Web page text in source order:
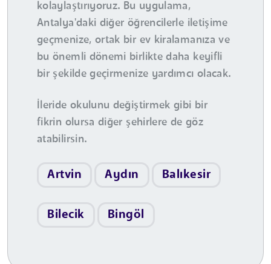
kolaylaştırıyoruz. Bu uygulama,
Antalya'daki diğer öğrencilerle iletişime
geçmenize, ortak bir ev kiralamanıza ve
bu önemli dönemi birlikte daha keyifli
bir şekilde geçirmenize yardımcı olacak.
İleride okulunu değiştirmek gibi bir
fikrin olursa diğer şehirlere de göz
atabilirsin.
Artvin Aydın Balıkesir
Bilecik Bingöl